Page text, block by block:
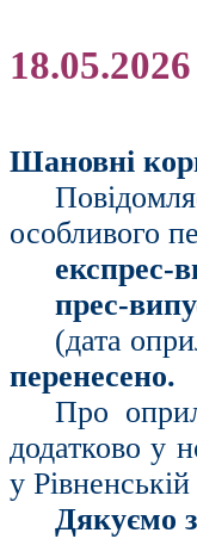
18.05.2026
Шановні
особливого
експрес-
прес-
(дата
перенесено.
Про
додатково у
у Рівненській
Дякуємо